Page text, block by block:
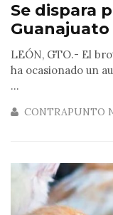
Se dispara
Guanajuato
LEÓN, GTO.- El
ha ocasionado un
...
CONTRAPUNTO